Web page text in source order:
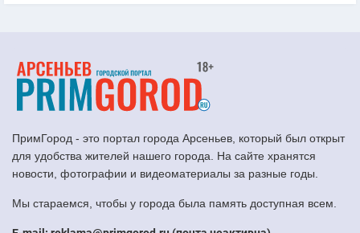
ПримГород - это портал города Арсеньев, который был открыт
для удобства жителей нашего города. На сайте хранятся
новости, фотографии и видеоматериалы за разные годы.
Мы стараемся, чтобы у города была память доступная всем.